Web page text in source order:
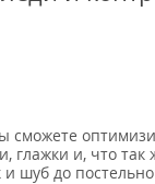
сможете
глажки и, что
шуб до